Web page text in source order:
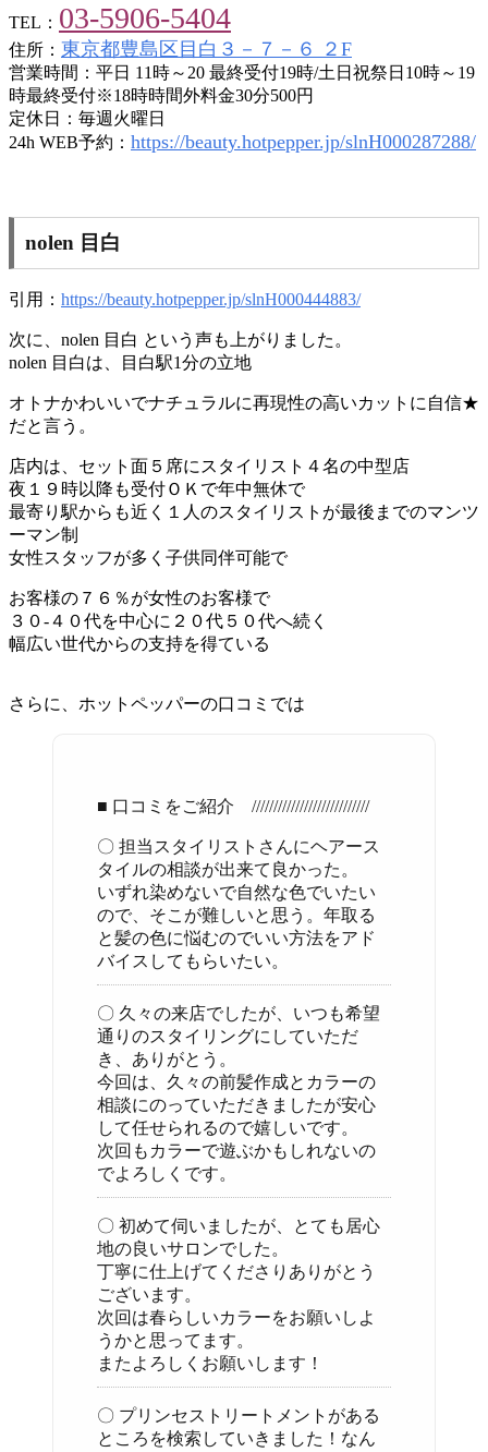
TEL： 03-5906-5404
住所： 東京都豊島区目白３－７－６ ２F
営業時間：平日 11時～20 最終受付19時/土日祝祭日10時～19
時最終受付※18時時間外料金30分500円
定休日：毎週火曜日
24h WEB予約： https://beauty.hotpepper.jp/slnH000287288/
nolen 目白
引用： https://beauty.hotpepper.jp/slnH000444883/
次に、nolen 目白 という声も上がりました。
nolen 目白は、目白駅1分の立地
オトナかわいいでナチュラルに再現性の高いカットに自信★
だと言う。
店内は、セット面５席にスタイリスト４名の中型店
夜１９時以降も受付ＯＫで年中無休で
最寄り駅からも近く１人のスタイリストが最後までのマンツ
ーマン制
女性スタッフが多く子供同伴可能で
お客様の７６％が女性のお客様で
３０-４０代を中心に２０代５０代へ続く
幅広い世代からの支持を得ている
さらに、ホットペッパーの口コミでは
■ 口コミをご紹介 ///////////////////////////
〇 担当スタイリストさんにヘアース
タイルの相談が出来て良かった。
いずれ染めないで自然な色でいたい
ので、そこが難しいと思う。年取る
と髪の色に悩むのでいい方法をアド
バイスしてもらいたい。
〇 久々の来店でしたが、いつも希望
通りのスタイリングにしていただ
き、ありがとう。
今回は、久々の前髪作成とカラーの
相談にのっていただきましたが安心
して任せられるので嬉しいです。
次回もカラーで遊ぶかもしれないの
でよろしくです。
〇 初めて伺いましたが、とても居心
地の良いサロンでした。
丁寧に仕上げてくださりありがとう
ございます。
次回は春らしいカラーをお願いしよ
うかと思ってます。
またよろしくお願いします！
〇 プリンセストリートメントがある
ところを検索していきました！なん